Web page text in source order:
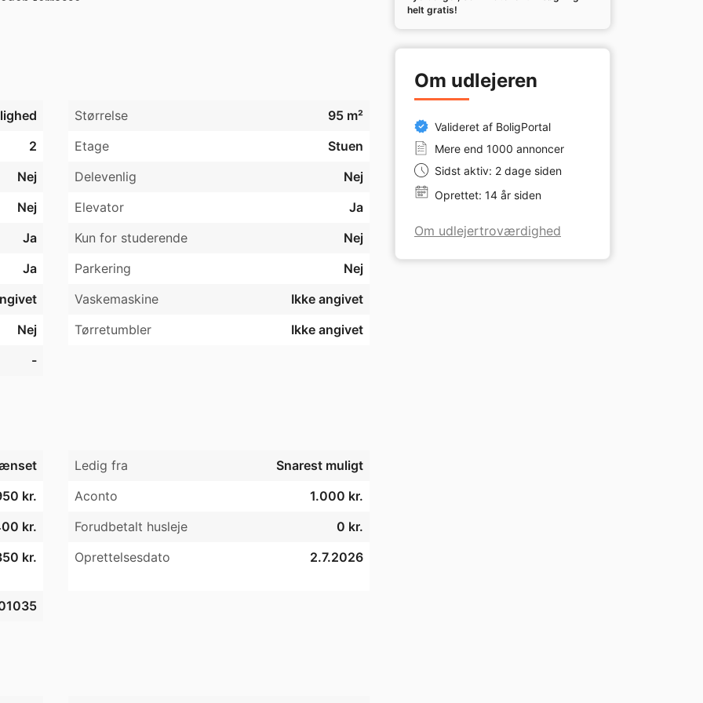
Størrelse
95 m²
2
Etage
Stuen
Nej
Delevenlig
Nej
Nej
Elevator
Ja
Ja
Kun for studerende
Nej
Ja
Parkering
Nej
Vaskemaskine
Ikke angivet
Nej
Tørretumbler
Ikke angivet
-
Ledig fra
Snarest muligt
kr.
Aconto
1.000 kr.
kr.
Forudbetalt husleje
0 kr.
kr.
Oprettelsesdato 2.7.2026
helt gratis!
Om udlejeren
Valideret af BoligPortal
Mere end 1000 annoncer
Sidst aktiv: 2 dage siden
Oprettet: 14 år siden
Om udlejertroværdighed